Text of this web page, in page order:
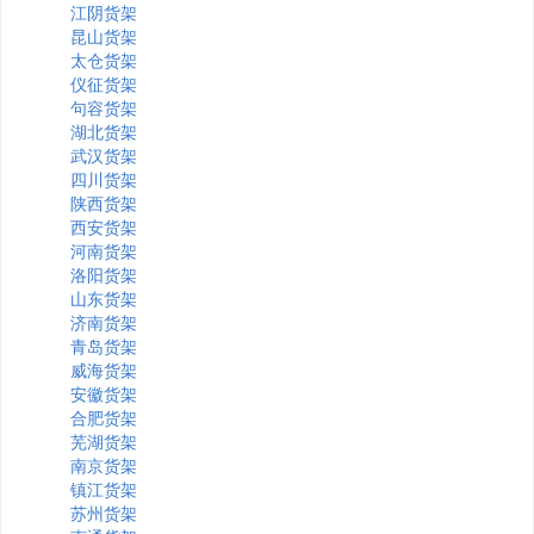
江阴货架
昆山货架
太仓货架
仪征货架
句容货架
湖北货架
武汉货架
四川货架
陕西货架
西安货架
河南货架
洛阳货架
山东货架
济南货架
青岛货架
威海货架
安徽货架
合肥货架
芜湖货架
南京货架
镇江货架
苏州货架